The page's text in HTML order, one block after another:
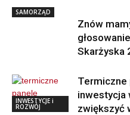
SAMORZĄD
Znów
Skarżyska
INWESTYCJE i
ROZWÓJ
Termiczne
inwestycja
zwiększyć